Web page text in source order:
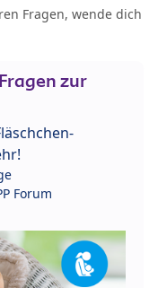
Fragen, wende dich
zur
Forum